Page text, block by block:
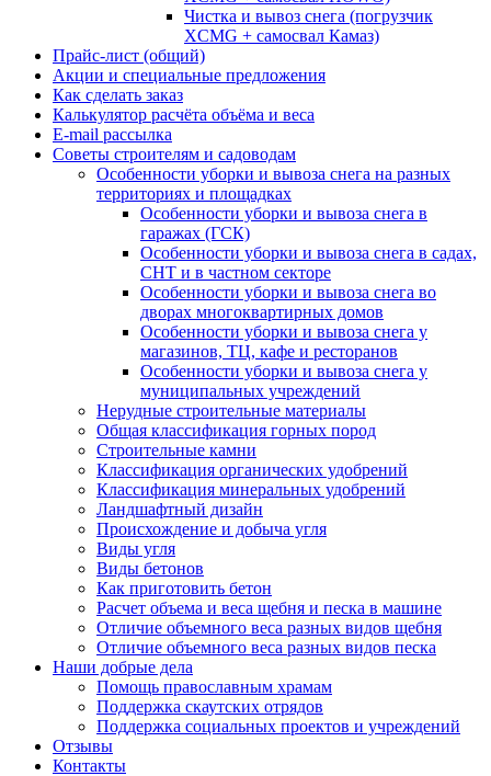
Чистка и вывоз снега (погрузчик
XCMG + самосвал Камаз)
Прайс-лист (общий)
Акции и специальные предложения
Как сделать заказ
Калькулятор расчёта объёма и веса
E-mail рассылка
Советы строителям и садоводам
Особенности уборки и вывоза снега на разных
территориях и площадках
Особенности уборки и вывоза снега в
гаражах (ГСК)
Особенности уборки и вывоза снега в садах,
СНТ и в частном секторе
Особенности уборки и вывоза снега во
дворах многоквартирных домов
Особенности уборки и вывоза снега у
магазинов, ТЦ, кафе и ресторанов
Особенности уборки и вывоза снега у
муниципальных учреждений
Нерудные строительные материалы
Общая классификация горных пород
Строительные камни
Классификация органических удобрений
Классификация минеральных удобрений
Ландшафтный дизайн
Происхождение и добыча угля
Виды угля
Виды бетонов
Как приготовить бетон
Расчет объема и веса щебня и песка в машине
Отличие объемного веса разных видов щебня
Отличие объемного веса разных видов песка
Наши добрые дела
Помощь православным храмам
Поддержка скаутских отрядов
Поддержка социальных проектов и учреждений
Отзывы
Контакты